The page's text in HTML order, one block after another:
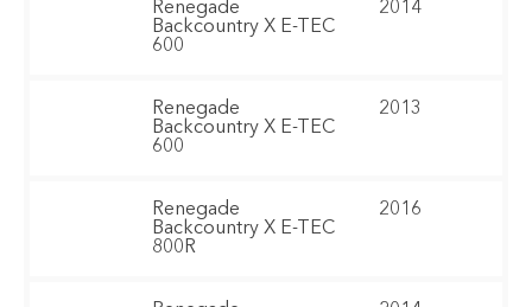
Renegade
Backcountry X E-TEC
600
2014
Renegade
Backcountry X E-TEC
600
2013
Renegade
Backcountry X E-TEC
800R
2016